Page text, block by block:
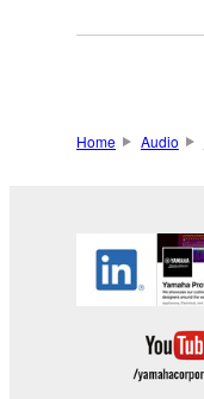
Home Audio